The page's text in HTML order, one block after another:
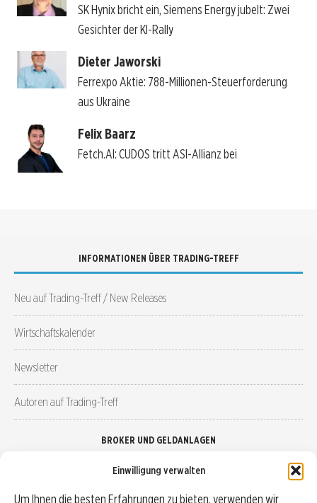
Einwilligung verwalten
Um Ihnen die besten Erfahrungen zu bieten, verwenden wir
SK Hynix bricht ein, Siemens Energy jubelt: Zwei
Gesichter der KI-Rally
Dieter Jaworski
Ferrexpo Aktie: 788-Millionen-Steuerforderung
aus Ukraine
Felix Baarz
Fetch.AI: CUDOS tritt ASI-Allianz bei
INFORMATIONEN ÜBER TRADING-TREFF
Neu auf Trading-Treff / New Releases
Wirtschaftskalender
Newsletter
Autoren auf Trading-Treff
BROKER UND GELDANLAGEN